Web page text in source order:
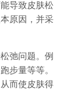
导致皮肤松
原因，并采
弛问题。例
步量等等。
而使皮肤得